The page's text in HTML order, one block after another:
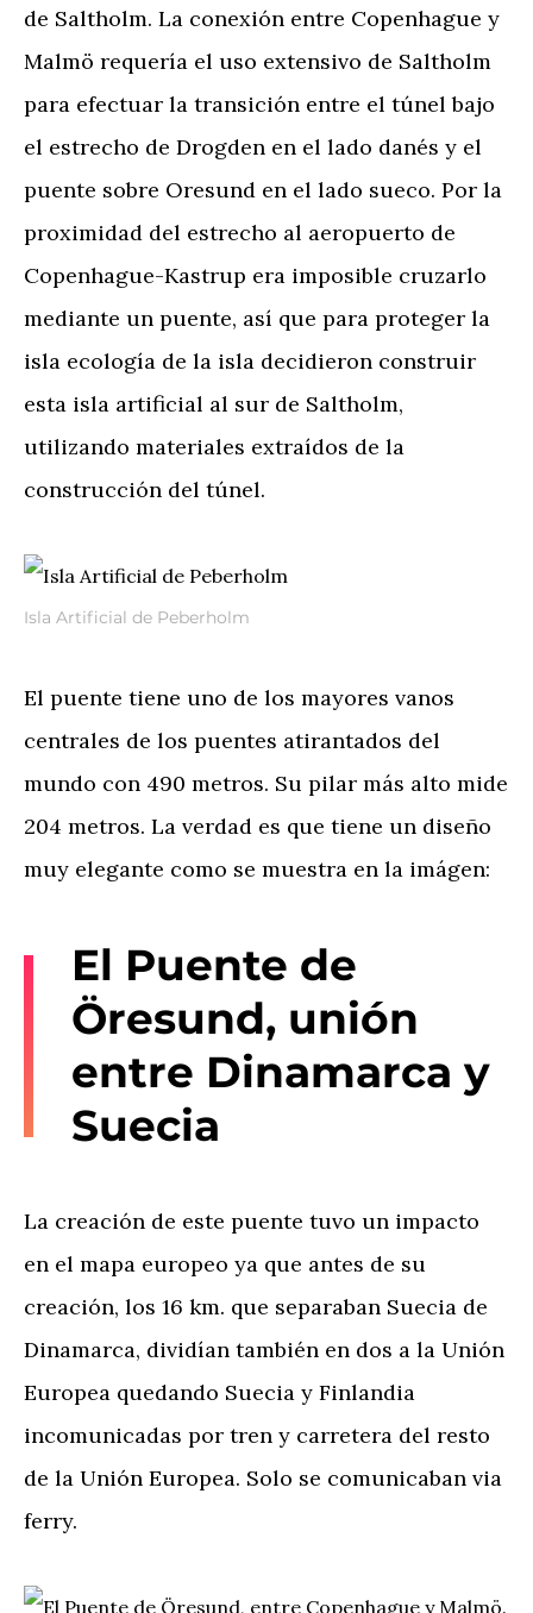
de Saltholm. La conexión entre Copenhague y
Malmö requería el uso extensivo de Saltholm
para efectuar la transición entre el túnel bajo
el estrecho de Drogden en el lado danés y el
puente sobre Oresund en el lado sueco. Por la
proximidad del estrecho al aeropuerto de
Copenhague-Kastrup era imposible cruzarlo
mediante un puente, así que para proteger la
isla ecología de la isla decidieron construir
esta isla artificial al sur de Saltholm,
utilizando materiales extraídos de la
construcción del túnel.
Isla Artificial de Peberholm
El puente tiene uno de los mayores vanos
centrales de los puentes atirantados del
mundo con 490 metros. Su pilar más alto mide
204 metros. La verdad es que tiene un diseño
muy elegante como se muestra en la imágen:
El Puente de
Öresund, unión
entre Dinamarca y
Suecia
La creación de este puente tuvo un impacto
en el mapa europeo ya que antes de su
creación, los 16 km. que separaban Suecia de
Dinamarca, dividían también en dos a la Unión
Europea quedando Suecia y Finlandia
incomunicadas por tren y carretera del resto
de la Unión Europea. Solo se comunicaban via
ferry.